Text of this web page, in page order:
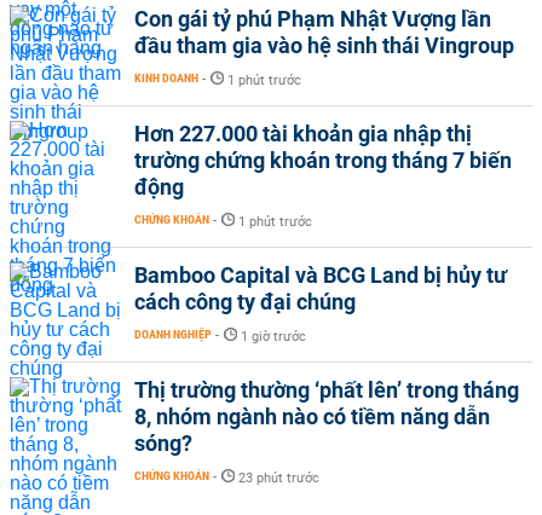
Con gái tỷ phú Phạm Nhật Vượng lần
đầu tham gia vào hệ sinh thái Vingroup
KINH DOANH - 1 phút trước
Hơn 227.000 tài khoản gia nhập thị
trường chứng khoán trong tháng 7 biến
động
CHỨNG KHOÁN - 1 phút trước
Bamboo Capital và BCG Land bị hủy tư
cách công ty đại chúng
DOANH NGHIỆP - 1 giờ trước
Thị trường thường ‘phất lên’ trong tháng
8, nhóm ngành nào có tiềm năng dẫn
sóng?
CHỨNG KHOÁN - 23 phút trước